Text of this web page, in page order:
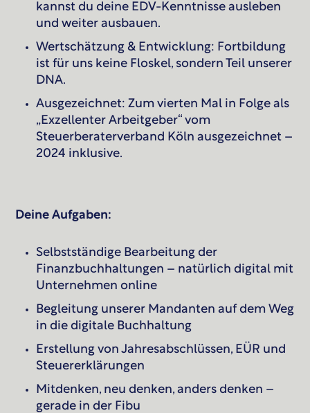
kannst du deine EDV-Kenntnisse ausleben
und weiter ausbauen.
Wertschätzung & Entwicklung: Fortbildung
ist für uns keine Floskel, sondern Teil unserer
DNA.
Ausgezeichnet: Zum vierten Mal in Folge als
„Exzellenter Arbeitgeber“ vom
Steuerberaterverband Köln ausgezeichnet –
2024 inklusive.
Deine Aufgaben:
Selbstständige Bearbeitung der
Finanzbuchhaltungen – natürlich digital mit
Unternehmen online
Begleitung unserer Mandanten auf dem Weg
in die digitale Buchhaltung
Erstellung von Jahresabschlüssen, EÜR und
Steuererklärungen
Mitdenken, neu denken, anders denken –
gerade in der Fibu